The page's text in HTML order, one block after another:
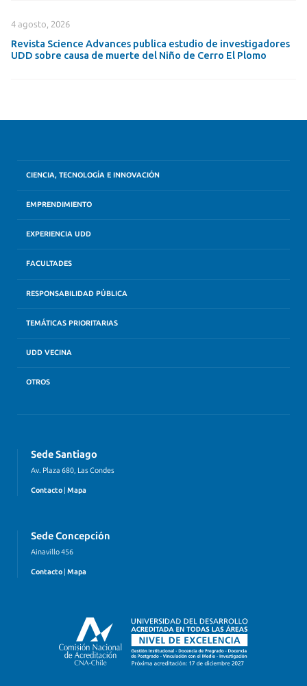
4 agosto, 2026
Revista Science Advances publica estudio de investigadores
UDD sobre causa de muerte del Niño de Cerro El Plomo
CIENCIA, TECNOLOGÍA E INNOVACIÓN
EMPRENDIMIENTO
EXPERIENCIA UDD
FACULTADES
RESPONSABILIDAD PÚBLICA
TEMÁTICAS PRIORITARIAS
UDD VECINA
OTROS
Sede Santiago
Av. Plaza 680, Las Condes
Contacto Mapa
Sede Concepción
Ainavillo 456
Contacto | Mapa